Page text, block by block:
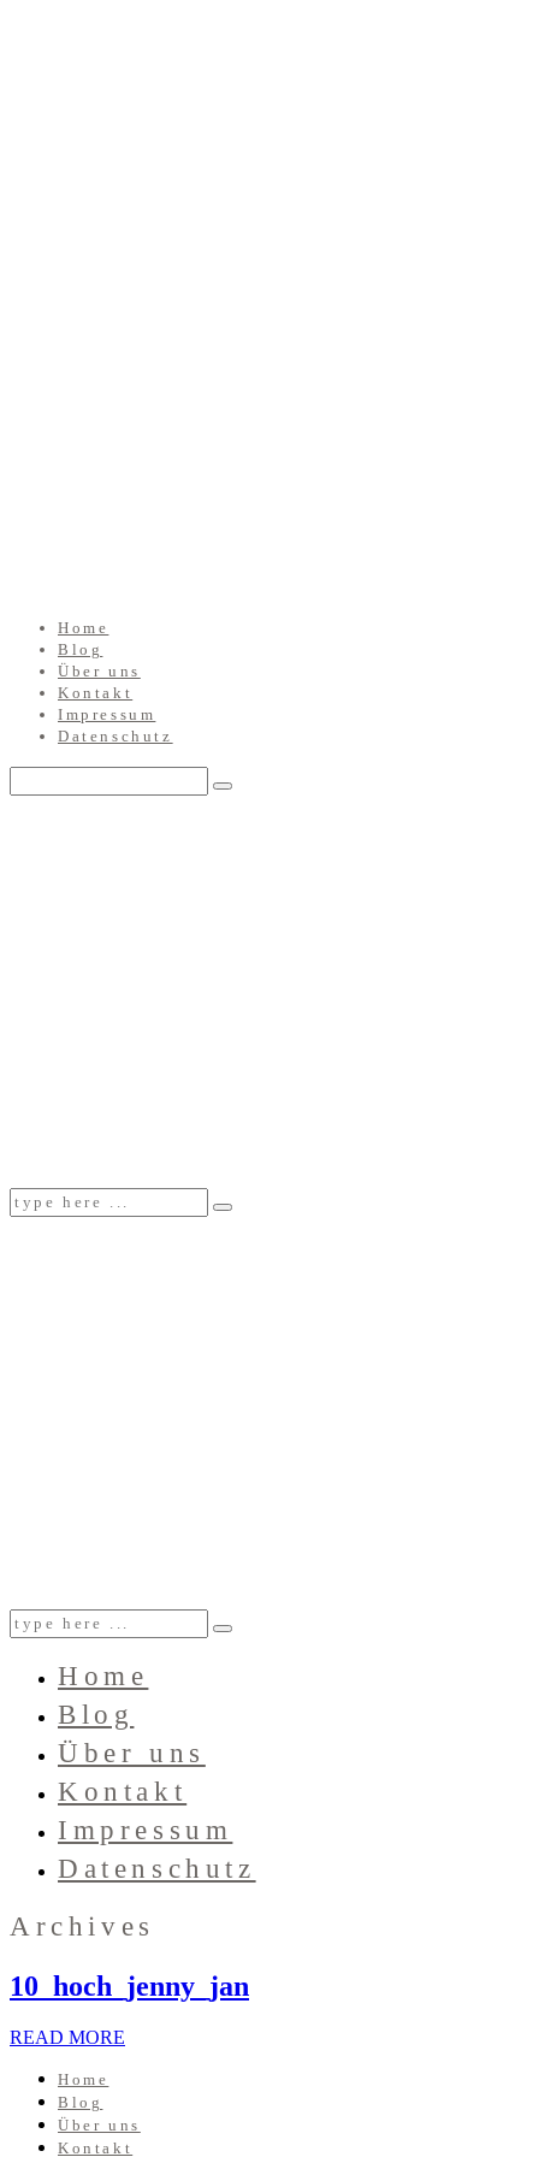
Home
Blog
Über uns
Kontakt
Impressum
Datenschutz
Home
Blog
Über uns
Kontakt
Impressum
Datenschutz
Archives
10_hoch_jenny_jan
READ MORE
Home
Blog
Über uns
Kontakt